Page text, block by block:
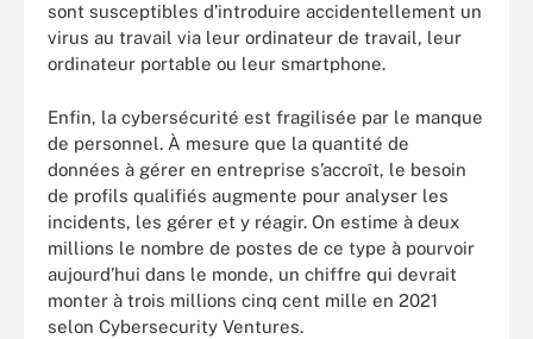
sont susceptibles d’introduire accidentellement un
virus au travail via leur ordinateur de travail, leur
ordinateur portable ou leur smartphone.
Enfin, la cybersécurité est fragilisée par le manque
de personnel. À mesure que la quantité de
données à gérer en entreprise s’accroît, le besoin
de profils qualifiés augmente pour analyser les
incidents, les gérer et y réagir. On estime à deux
millions le nombre de postes de ce type à pourvoir
aujourd’hui dans le monde, un chiffre qui devrait
monter à trois millions cinq cent mille en 2021
selon Cybersecurity Ventures.